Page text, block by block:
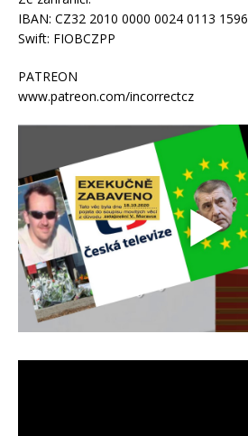
IBAN: CZ32 2010 0000 0024 0113 1596
Swift: FIOBCZPP
PATREON
www.patreon.com/incorrectcz